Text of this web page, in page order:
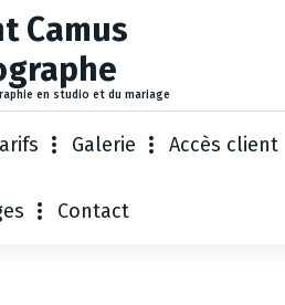
Camus
en studio et du mariage
Galerie Accès client
Contact